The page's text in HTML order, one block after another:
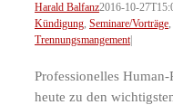
Harald Balfanz2016-10-
Kündigung, Seminare/Vorträge,
Trennungsmangement|
Professionelles
heute zu den